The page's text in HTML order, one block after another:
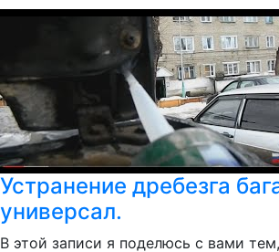
Устранение дребезга
универсал.
В этой записи я поделюсь с вами